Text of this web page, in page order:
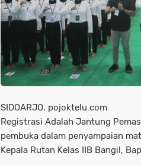
SIDOARJO, pojoktelu.com
Registrasi Adalah Jantung
pembuka dalam penyampaian
Kepala Rutan Kelas IIB Bangil,